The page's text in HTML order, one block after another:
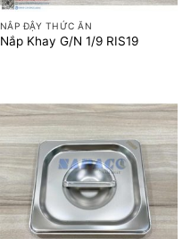
NẮP ĐẬY THỨC ĂN
Nắp Khay G/N 1/9 RIS19